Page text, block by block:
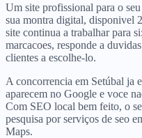
Um site profissional para o
sua montra digital, disponivel
site continua a trabalhar para
marcacoes, responde a
clientes a escolhe-lo.
A concorrencia em Setúbal ja
aparecem no Google e voce
Com SEO local bem feito, o
pesquisa por serviços de seo
Maps.